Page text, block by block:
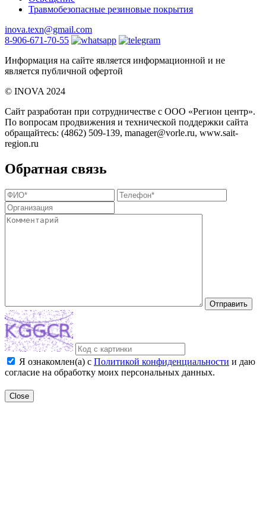
Травмобезопасные резиновые покрытия
inova.texn@gmail.com
8-906-671-70-55
Информация на сайте является информационной и не
является публичной офертой
©️ INOVA 2024
Сайт разработан при сотрудничестве с ООО «Регион центр».
По вопросам продвижения и технической поддержки сайта
обращайтесь: (4862) 509-139, manager@vorle.ru, www.sait-
region.ru
Обратная связь
Отправить
Я ознакомлен(а) с Политикой конфиденциальности и даю
согласие на обработку моих персональных данных.
Close